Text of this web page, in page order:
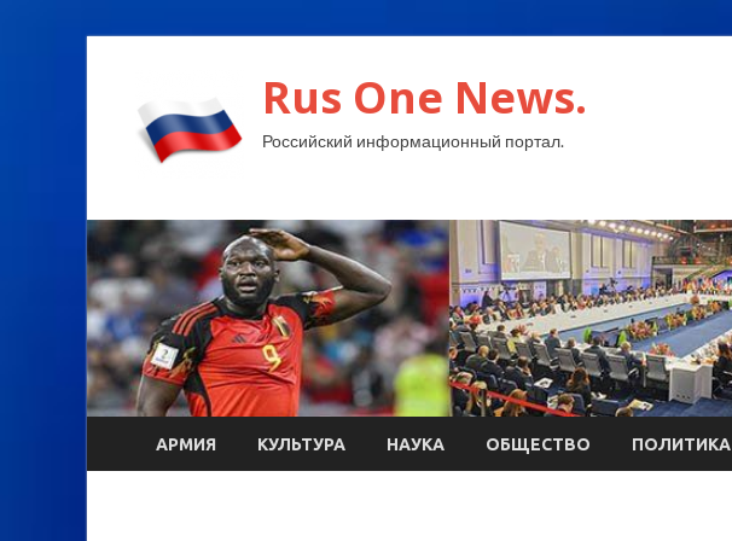
Rus One News.
Российский информационный портал.
АРМИЯ КУЛЬТУРА НАУКА ОБЩЕСТВО ПОЛИТИКА